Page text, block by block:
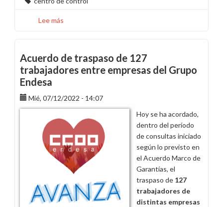
Lee más
gestión
del
Pool
de
Control
Acuerdo de traspaso de 127
trabajadores entre empresas del Grupo
Endesa
Mié, 07/12/2022 - 14:07
Hoy se ha acordado,
dentro del período
de consultas iniciado
según lo previsto en
el Acuerdo Marco de
Garantías, el
traspaso de 127
trabajadores de
distintas empresas